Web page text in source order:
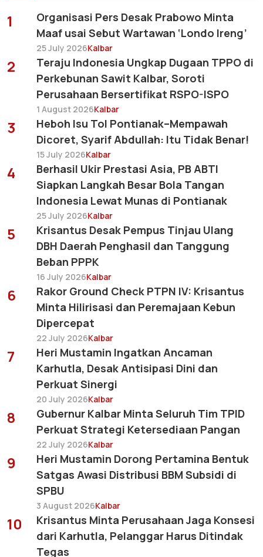
1
Organisasi Pers Desak Prabowo Minta
Maaf usai Sebut Wartawan ‘Londo Ireng’
25 July 2026Kalbar
2
Teraju Indonesia Ungkap Dugaan TPPO di
Perkebunan Sawit Kalbar, Soroti
Perusahaan Bersertifikat RSPO-ISPO
1 August 2026Kalbar
3
Heboh Isu Tol Pontianak–Mempawah
Dicoret, Syarif Abdullah: Itu Tidak Benar!
15 July 2026Kalbar
4
Berhasil Ukir Prestasi Asia, PB ABTI
Siapkan Langkah Besar Bola Tangan
Indonesia Lewat Munas di Pontianak
25 July 2026Kalbar
5
Krisantus Desak Pempus Tinjau Ulang
DBH Daerah Penghasil dan Tanggung
Beban PPPK
16 July 2026Kalbar
6
Rakor Ground Check PTPN IV: Krisantus
Minta Hilirisasi dan Peremajaan Kebun
Dipercepat
22 July 2026Kalbar
7
Heri Mustamin Ingatkan Ancaman
Karhutla, Desak Antisipasi Dini dan
Perkuat Sinergi
20 July 2026Kalbar
8
Gubernur Kalbar Minta Seluruh Tim TPID
Perkuat Strategi Ketersediaan Pangan
22 July 2026Kalbar
9
Heri Mustamin Dorong Pertamina Bentuk
Satgas Awasi Distribusi BBM Subsidi di
SPBU
3 August 2026Kalbar
10
Krisantus Minta Perusahaan Jaga Konsesi
dari Karhutla, Pelanggar Harus Ditindak
Tegas